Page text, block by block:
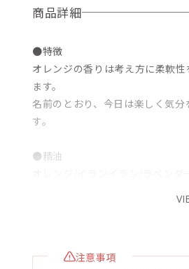
商品詳細
●特徴
オレンジの香りは考え方に柔軟
ます。
名前のとおり、今日は楽しく気
す。
●精油
注意事項